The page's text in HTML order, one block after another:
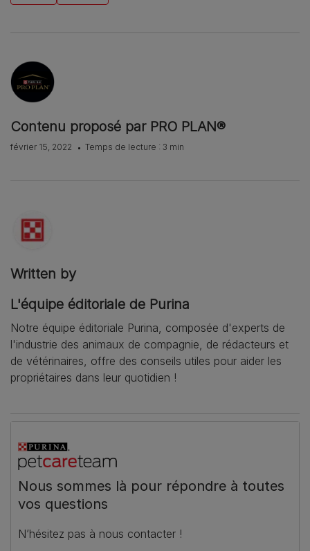
Contenu proposé par PRO PLAN®
février 15, 2022 Temps de lecture : 3 min
Written by
L'équipe éditoriale de Purina
Notre équipe éditoriale Purina, composée d'experts de
l'industrie des animaux de compagnie, de rédacteurs et
de vétérinaires, offre des conseils utiles pour aider les
propriétaires dans leur quotidien !
Nous sommes là pour répondre à toutes
vos questions
N’hésitez pas à nous contacter !